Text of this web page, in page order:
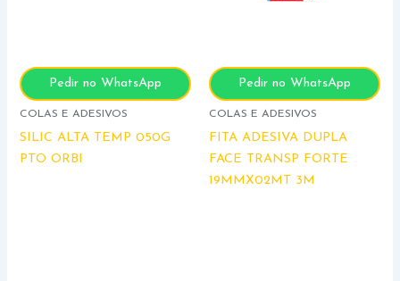
Pedir no WhatsApp
COLAS E ADESIVOS
SILIC ALTA TEMP 050G
PTO ORBI
Pedir no WhatsApp
COLAS E ADESIVOS
FITA ADESIVA DUPLA
FACE TRANSP FORTE
19MMX02MT 3M